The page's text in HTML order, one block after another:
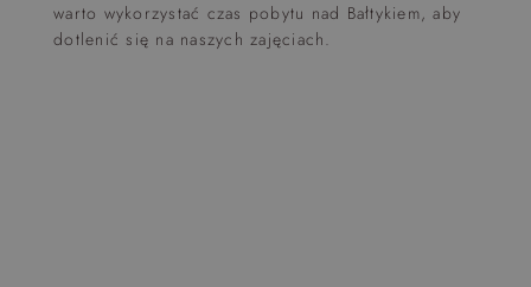
warto wykorzystać czas pobytu nad Bałtykiem, aby
dotlenić się na naszych zajęciach.